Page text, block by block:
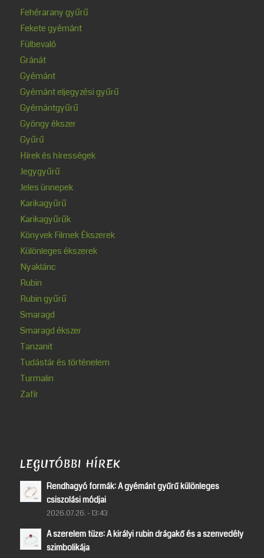
Fehérarany gyűrű
Fekete gyémánt
Fülbevaló
Gránát
Gyémánt
Gyémánt eljegyzési gyűrű
Gyémántgyűrű
Gyöngy ékszer
Gyűrű
Hírek és hírességek
Jegygyűrű
Jeles ünnepek
Karikagyűrű
Karikagyűrűk
Könyvek Filmek Ékszerek
Különleges ékszerek
Nyaklánc
Rubin
Rubin gyűrű
Smaragd
Smaragd ékszer
Tanzanit
Tudástár és történelem
Turmalin
Zafír
LEGUTÓBBI HÍREK
Rendhagyó formák: A gyémánt gyűrű különleges
csiszolási módjai
2026.07.26. - 13:43
A szerelem tüze: A királyi rubin drágakő és a szenvedély
szimbolikája